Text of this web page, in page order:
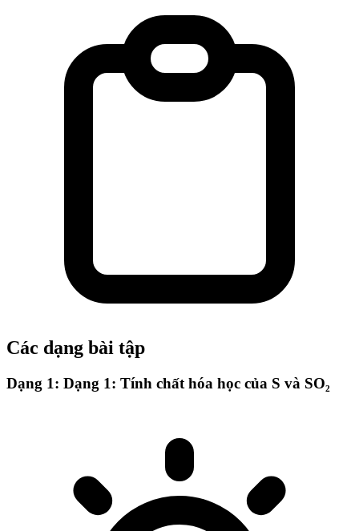
Các dạng bài tập
Dạng 1: Dạng 1: Tính chất hóa học của S và SO₂